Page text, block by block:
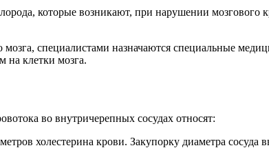
которые возникают, при нарушении мозгового
специалистами назначаются специальные
на клетки мозга.
во внутричерепных сосудах относят:
холестерина крови. Закупорку диаметра